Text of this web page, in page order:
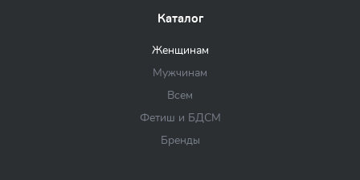
Каталог
Женщинам
Мужчинам
Всем
Фетиш и БДСМ
Бренды